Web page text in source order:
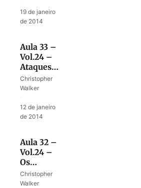
19 de janeiro
de 2014
Aula 33 –
Vol.24 –
Ataques
de
Satanás
final
Christopher
Walker
12 de janeiro
de 2014
Aula 32 –
Vol.24 –
Os
144.000 e
a
Christopher
Walker